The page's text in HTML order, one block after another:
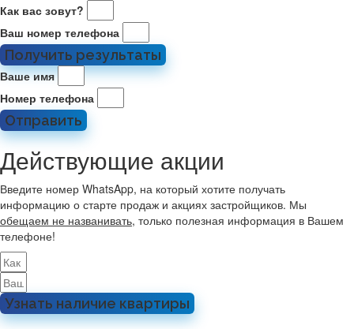
Как вас зовут?
Ваш номер телефона
Получить результаты
Ваше имя
Номер телефона
Отправить
Действующие акции
Введите номер WhatsApp, на который хотите получать
информацию о старте продаж и акциях застройщиков. Мы
обещаем не названивать, только полезная информация в Вашем
телефоне!
Узнать наличие квартиры